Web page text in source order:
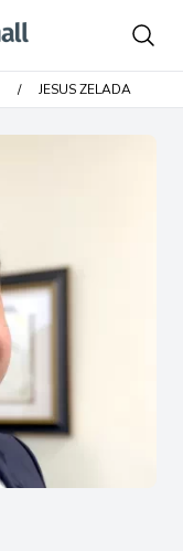
/ JESUS ZELADA